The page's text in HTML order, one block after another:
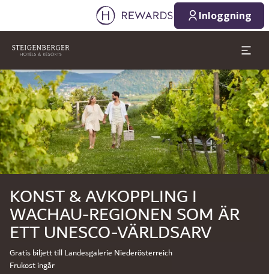
Inloggning
Bild 1 av 1
KONST & AVKOPPLING I
WACHAU-REGIONEN SOM ÄR
ETT UNESCO-VÄRLDSARV
Gratis biljett till Landesgalerie Niederösterreich
Frukost ingår